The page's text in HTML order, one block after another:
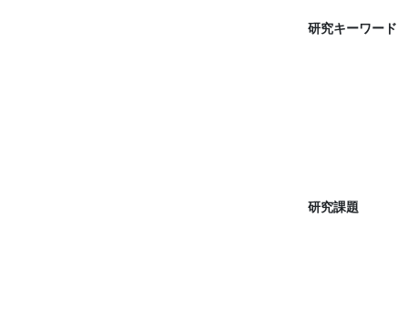
研究キーワード
研究課題